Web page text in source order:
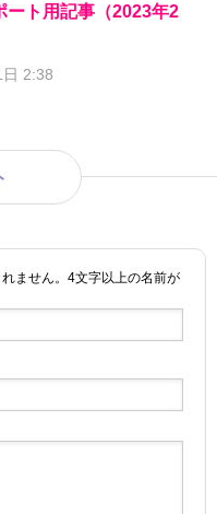
ート用記事（2023年2
2:38
ません。4文字以上の名前が